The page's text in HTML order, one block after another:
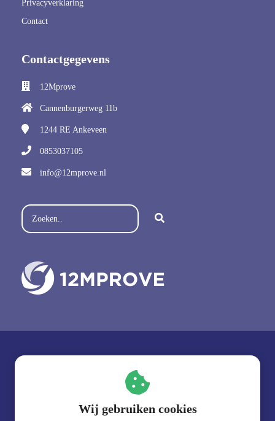
Privacyverklaring
Contact
Contactgegevens
12Mprove
Cannenburgerweg 11b
1244 RE Ankeveen
0853037105
info@12mprove.nl
Wij gebruiken cookies